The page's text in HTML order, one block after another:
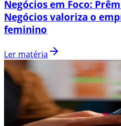
Negócios em Foco:
Negócios valoriza o
feminino
Ler matéria